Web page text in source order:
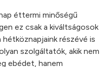
éttermi minőségű
ez csak a kiváltságosok
részévé is
szolgáltatók, akik nem
ebédet, hanem